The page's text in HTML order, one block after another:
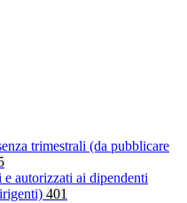
trimestrali (da pubblicare
autorizzati ai dipendenti
401